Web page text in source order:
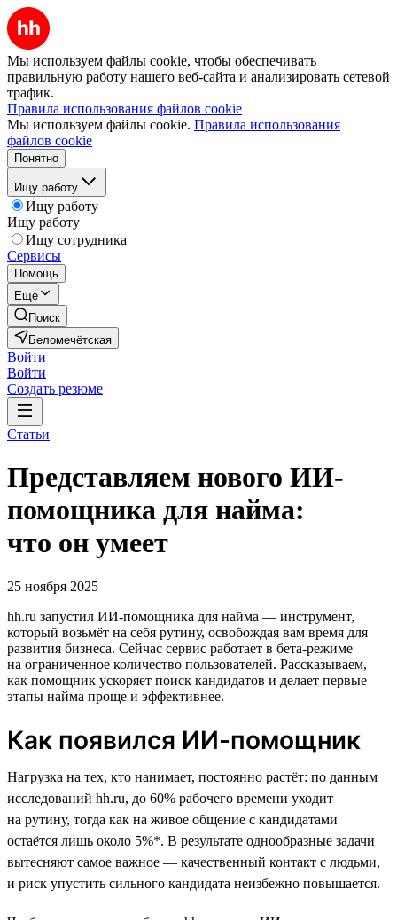
Мы используем файлы cookie, чтобы обеспечивать
правильную работу нашего веб-сайта и анализировать сетевой
трафик.
Правила использования файлов cookie
Мы используем файлы cookie. Правила использования
файлов cookie
Понятно
Ищу работу
Ищу работу
Ищу работу
Ищу сотрудника
Сервисы
Помощь
Ещё
Поиск
Беломечётская
Войти
Войти
Создать резюме
Статьи
Представляем нового ИИ-
помощника для найма:
что он умеет
25 ноября 2025
hh.ru запустил ИИ-помощника для найма — инструмент,
который возьмёт на себя рутину, освобождая вам время для
развития бизнеса. Сейчас сервис работает в бета-режиме
на ограниченное количество пользователей. Рассказываем,
как помощник ускоряет поиск кандидатов и делает первые
этапы найма проще и эффективнее.
Как появился ИИ-помощник
Нагрузка на тех, кто нанимает, постоянно растёт: по данным
исследований hh.ru, до 60% рабочего времени уходит
на рутину, тогда как на живое общение с кандидатами
остаётся лишь около 5%*. В результате однообразные задачи
вытесняют самое важное — качественный контакт с людьми,
и риск упустить сильного кандидата неизбежно повышается.